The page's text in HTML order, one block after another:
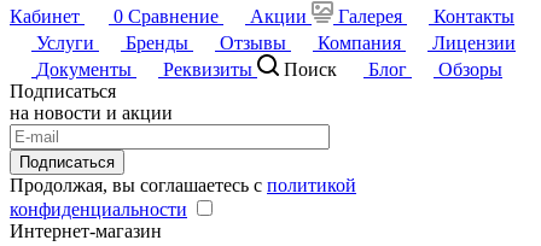
Кабинет
0 Сравнение Акции Галерея
Контакты
Услуги
Бренды Отзывы Компания
Лицензии
Документы
Реквизиты Поиск Блог
Обзоры
Подписаться
на новости и акции
Подписаться
Продолжая, вы соглашаетесь с политикой
конфиденциальности
Интернет-магазин